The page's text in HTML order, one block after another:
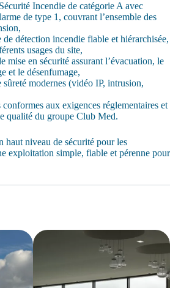
Incendie de catégorie A avec
de type 1, couvrant l’ensemble des
de détection incendie fiable et hiérarchisée,
usages du site,
mise en sécurité assurant l’évacuation, le
et le désenfumage,
sûreté modernes (vidéo IP, intrusion,
aux exigences réglementaires et
qualité du groupe Club Med.
haut niveau de sécurité pour les
exploitation simple, fiable et pérenne pour